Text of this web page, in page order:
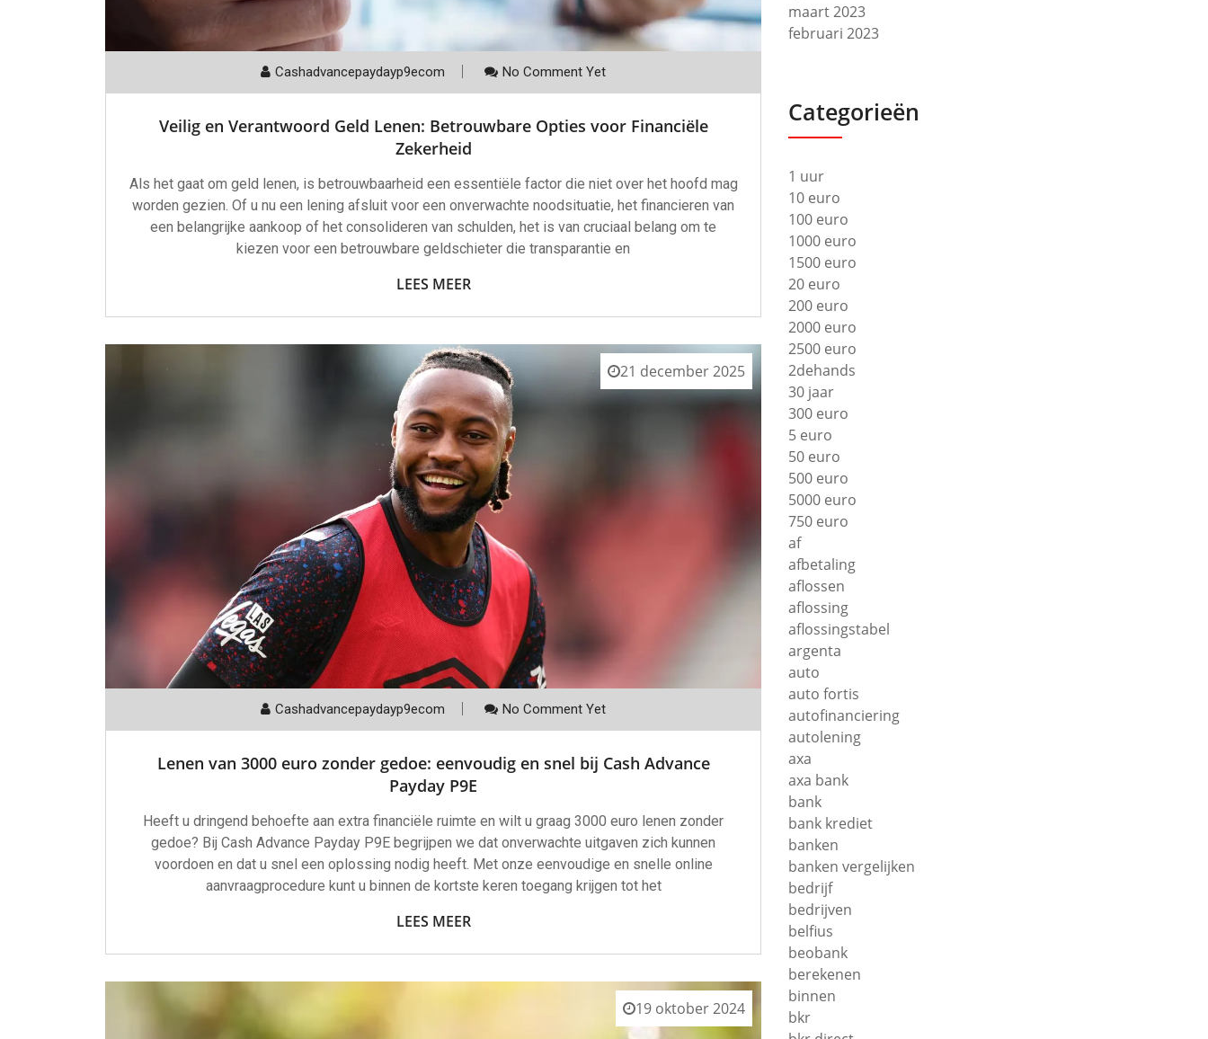
Cashadvancepaydayp9ecom No Comment Yet
Veilig en Verantwoord Geld Lenen: Betrouwbare Opties voor Financiële
Zekerheid
Als het gaat om geld lenen, is betrouwbaarheid een essentiële factor die niet over het hoofd mag
worden gezien. Of u nu een lening afsluit voor een onverwachte noodsituatie, het financieren van
een belangrijke aankoop of het consolideren van schulden, het is van cruciaal belang om te
kiezen voor een betrouwbare geldschieter die transparantie en
LEES MEER
21 december 2025
Cashadvancepaydayp9ecom No Comment Yet
Lenen van 3000 euro zonder gedoe: eenvoudig en snel bij Cash Advance
Payday P9E
Heeft u dringend behoefte aan extra financiële ruimte en wilt u graag 3000 euro lenen zonder
gedoe? Bij Cash Advance Payday P9E begrijpen we dat onverwachte uitgaven zich kunnen
voordoen en dat u snel een oplossing nodig heeft. Met onze eenvoudige en snelle online
aanvraagprocedure kunt u binnen de kortste keren toegang krijgen tot het
LEES MEER
19 oktober 2024
maart 2023
februari 2023
Categorieën
1 uur
10 euro
100 euro
1000 euro
1500 euro
20 euro
200 euro
2000 euro
2500 euro
2dehands
30 jaar
300 euro
5 euro
50 euro
500 euro
5000 euro
750 euro
af
afbetaling
aflossen
aflossing
aflossingstabel
argenta
auto
auto fortis
autofinanciering
autolening
axa
axa bank
bank
bank krediet
banken
banken vergelijken
bedrijf
bedrijven
belfius
beobank
berekenen
binnen
bkr